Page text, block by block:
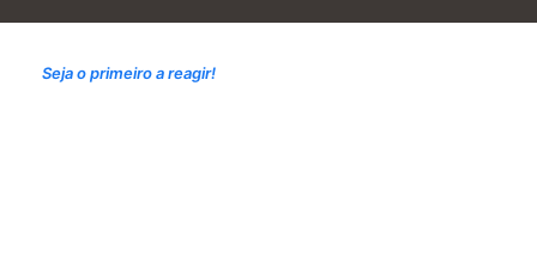
Seja o primeiro a reagir!